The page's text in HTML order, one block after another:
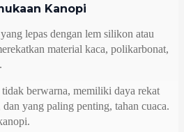
Kanopi
lepas dengan lem silikon atau
material kaca, polikarbonat,
berwarna, memiliki daya rekat
yang paling penting, tahan cuaca.